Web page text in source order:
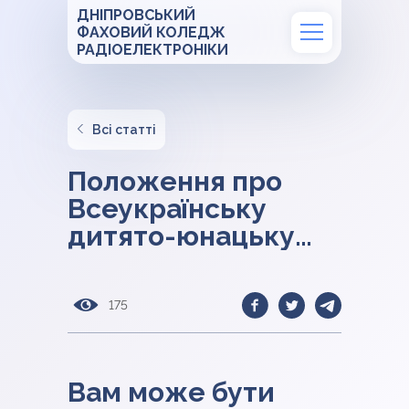
ДНІПРОВСЬКИЙ
ФАХОВИЙ КОЛЕДЖ
РАДІОЕЛЕКТРОНІКИ
Всі статті
Положення про
Всеукраїнську
дитято-юнацьку
патріотичну гру
“Сокіл”(“Джура”)
175
Вам може бути